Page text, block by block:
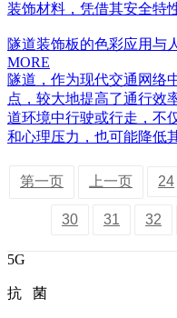
装饰材料，凭借其安全特
隧道装饰板的色彩应用与
MORE
隧道，作为现代交通网络
点，较大地提高了通行效
道环境中行驶或行走，不
和心理压力，也可能降低
第一页 上一页 24
30 31 32
5G
抗 菌